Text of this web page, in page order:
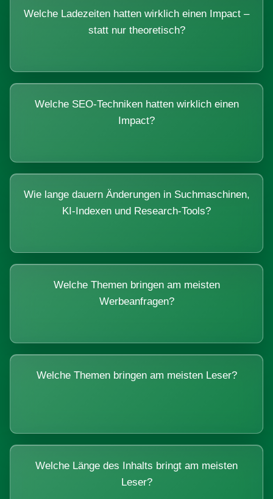
Welche Ladezeiten hatten wirklich einen Impact –
statt nur theoretisch?
Welche SEO-Techniken hatten wirklich einen
Impact?
Wie lange dauern Änderungen in Suchmaschinen,
KI-Indexen und Research-Tools?
Welche Themen bringen am meisten
Werbeanfragen?
Welche Themen bringen am meisten Leser?
Welche Länge des Inhalts bringt am meisten
Leser?